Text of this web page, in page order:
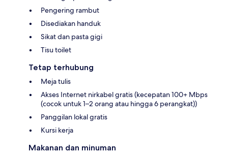
Pengering rambut
Disediakan handuk
Sikat dan pasta gigi
Tisu toilet
Tetap terhubung
Meja tulis
Akses Internet nirkabel gratis (kecepatan 100+ Mbps
(cocok untuk 1–2 orang atau hingga 6 perangkat))
Panggilan lokal gratis
Kursi kerja
Makanan dan minuman